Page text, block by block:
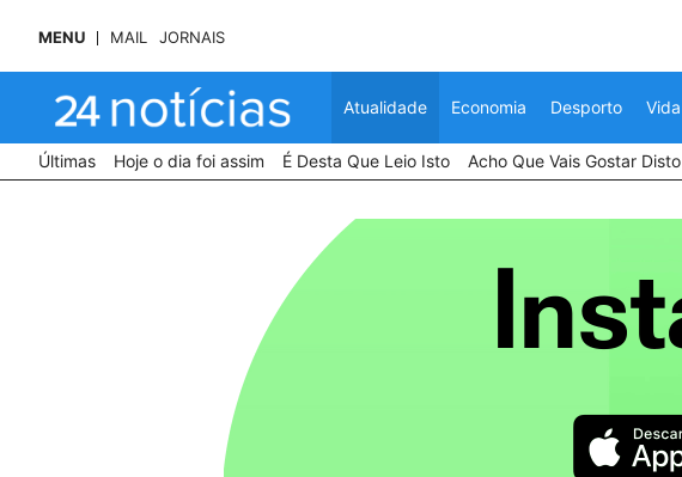
MENU MAIL JORNAIS
Atualidade Economia Desporto Vida
Últimas Hoje o dia foi assim É Desta Que Leio Isto Acho Que Vais Gostar Disto